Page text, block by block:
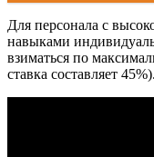
Для персонала с
навыками
взиматься по
ставка составляет 45%).